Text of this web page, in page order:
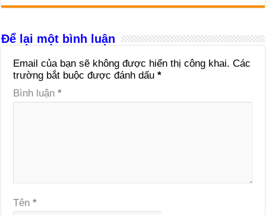
Để lại một bình luận
Email của bạn sẽ không được hiển thị công khai. Các
trường bắt buộc được đánh dấu*
Bình luận*
Tên*